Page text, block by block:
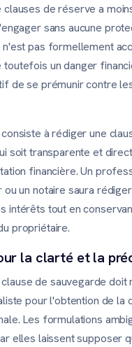
de réserve a
sans aucune
pas formellement
un danger
de se prémunir contre
à rédiger une
soit transparente et
financière. Un
ou un notaire saura
intérêts tout en
propriétaire.
la clarté et la
de sauvegarde doit
pour l'obtention de la
Les formulations
elles laissent supposer